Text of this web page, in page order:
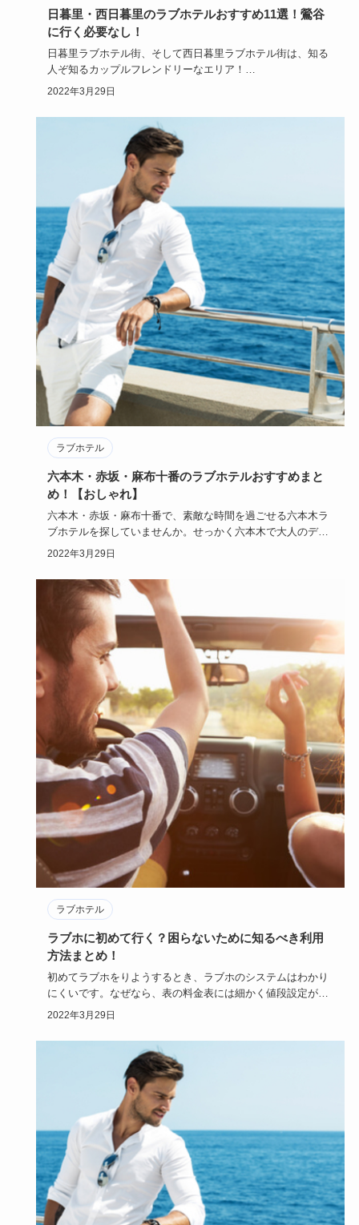
日暮里・西日暮里のラブホテルおすすめ11選！鶯谷
に行く必要なし！
日暮里ラブホテル街、そして西日暮里ラブホテル街は、知る
人ぞ知るカップルフレンドリーなエリア！
有名な鶯谷とはまた違った、…
2022年3月29日
ラブホテル
六本木・赤坂・麻布十番のラブホテルおすすめまと
め！【おしゃれ】
六本木・赤坂・麻布十番で、素敵な時間を過ごせる六本木ラ
ブホテルを探していませんか。せっかく六本木で大人のデー
トをするなら、…
2022年3月29日
ラブホテル
ラブホに初めて行く？困らないために知るべき利用
方法まとめ！
初めてラブホをりようするとき、ラブホのシステムはわかり
にくいです。なぜなら、表の料金表には細かく値段設定がし
てあったり、入…
2022年3月29日